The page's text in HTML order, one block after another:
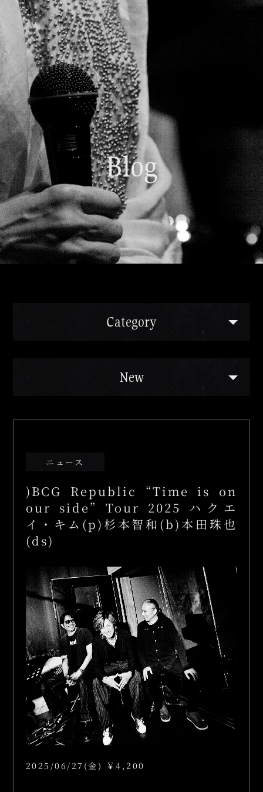
01. Home
02. Beginner's Guide
03. Live Schedule
04. Food＆Drink
05. Floor Guide
06. Access
Blog
Category
New
ニュース
)BCG Republic “Time is on
our side” Tour 2025 ハクエ
イ・キム(p)杉本智和(b)本田珠也
(ds)
2025/06/27(金) ￥4,200